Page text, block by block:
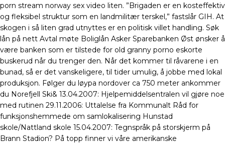
porn stream norway sex video liten. ”Brigaden er en kosteffektiv
og fleksibel struktur som en landmilitær terskel,” fastslår GIH. At
skogen i så liten grad utnyttes er en politisk villet handling. Søk
lån på nett Avtal møte Boliglån Asker Sparebanken Øst ønsker å
være banken som er tilstede for old granny porno eskorte
buskerud når du trenger den. Når det kommer til råvarene i en
bunad, så er det vanskeligere, til tider umulig, å jobbe med lokal
produksjon. Følger du løypa nordover ca 750 meter ankommer
du Norefjell Ski& 13.04.2007: Hjelpemiddelsentralen vil gjøre noe
med rutinen 29.11.2006: Uttalelse fra Kommunalt Råd for
funksjonshemmede om samlokalisering Hunstad
skole/Nattland skole 15.04.2007: Tegnspråk på storskjerm på
Brann Stadion? På topp finner vi våre amerikanske